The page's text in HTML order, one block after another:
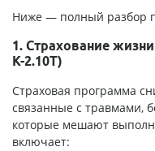
Ниже — полный разбор
1. Страхование
К-2.10Т)
Страховая программа
связанные с травмами,
которые мешают
включает: